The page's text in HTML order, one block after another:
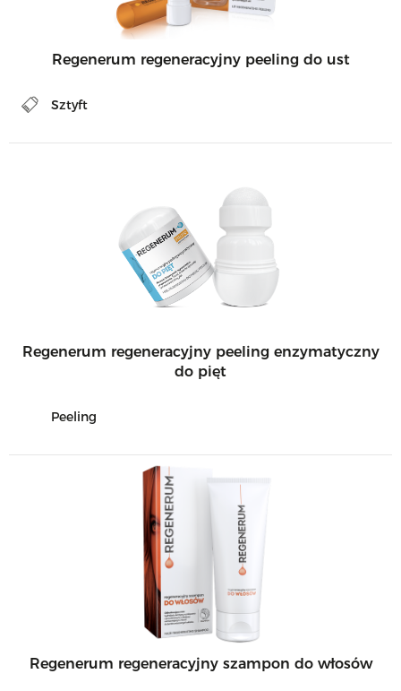
Regenerum regeneracyjny peeling do ust
Sztyft
Regenerum regeneracyjny peeling enzymatyczny
do pięt
Peeling
Regenerum regeneracyjny szampon do włosów